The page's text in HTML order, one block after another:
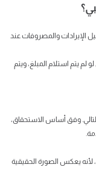
الإيرادات والمصروفات عند
لم يتم استلام المبلغ، ويتم
وفق أساس الاستحقاق،
لأنه يعكس الصورة الحقيقية